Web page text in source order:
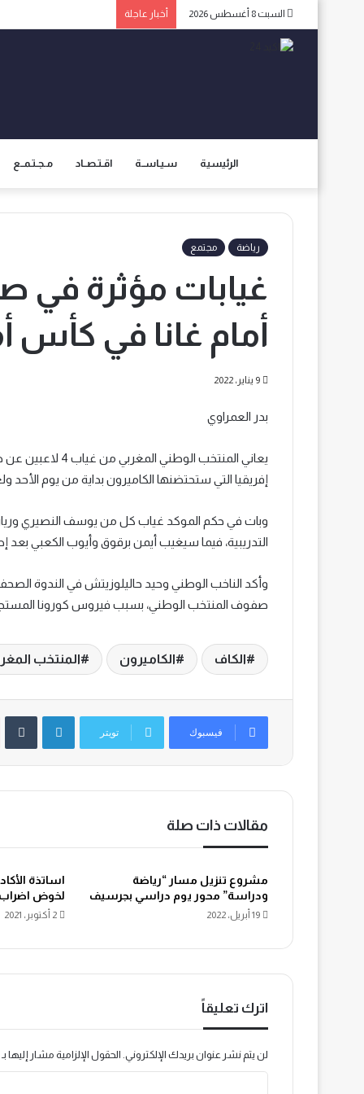
السبت 8 أغسطس 2026 أخبار عاجلة
الرئيسية سـيـاســة اقـتـصــاد مـجـتـمــع
رياضة مجتمع
غيابات مؤثرة في
أمام غانا في كأس
9 يناير، 2022
بدر العمراوي
يعاني المنتخب
إفريقيا التي ستحتضنها الكاميرون بداية من يوم الأحد ولغاية 6 من شهر فبراير
وبات في حكم الموكد غياب كل من يوسف النصيري
التدريبية، فيما سيغيب أيمن برقوق وأيوب الكعبي بعد
وأكد الناخب الوطني وحيد حاليلوزيتش في الندوة
صفوف المنتخب الوطني، بسبب فيروس كورونا
الكاف الكاميرون المنتخب
فيسبوك تويتر
لينكدإن
مقالات ذات صلة
مشروع تنزيل مسار “رياضة
ودراسة” محور يوم دراسي بجرسيف
19 أبريل، 2022
اساتذة
لخوض اضراب
2 أكتوبر، 2021
اترك تعليقاً
لن يتم نشر عنوان بريدك الإلكتروني. الحقول الإلزامية مشار إليها بـ